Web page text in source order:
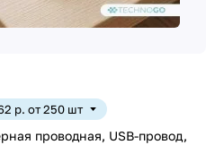
р. от 250 шт
проводная, USB-провод,